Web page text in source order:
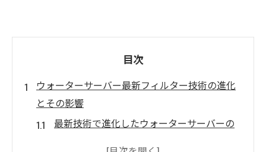
目次
ウォーターサーバー最新フィルター技術の進化
とその影響
最新技術で進化したウォーターサーバーの